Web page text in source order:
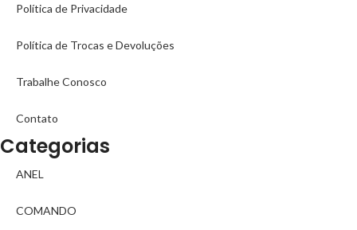
Política de Privacidade
Política de Trocas e Devoluções
Trabalhe Conosco
Contato
Categorias
ANEL
COMANDO